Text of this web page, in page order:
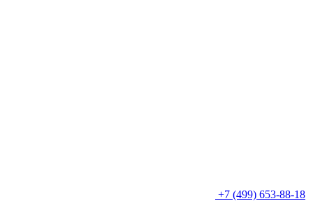
+7 (499) 653-88-18